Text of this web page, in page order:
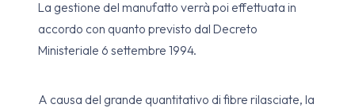
La gestione del manufatto verrà poi effettuata in
accordo con quanto previsto dal Decreto
Ministeriale 6 settembre 1994.
A causa del grande quantitativo di fibre rilasciate, la